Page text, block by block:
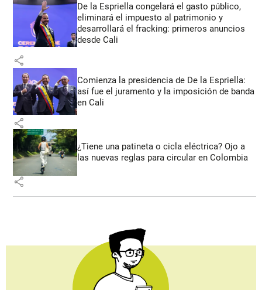
De la Espriella congelará el gasto público,
eliminará el impuesto al patrimonio y
desarrollará el fracking: primeros anuncios
desde Cali
share
Comienza la presidencia de De la Espriella:
así fue el juramento y la imposición de banda
en Cali
share
¿Tiene una patineta o cicla eléctrica? Ojo a
las nuevas reglas para circular en Colombia
share